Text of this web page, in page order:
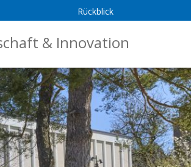
Rückblick
& Innovation